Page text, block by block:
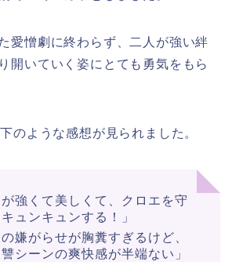
愛憎劇に終わらず、二人が強い絆
開いていく姿にとても勇気をもら
のような感想が見られました。
が強くて美しくて、クロエを守
ュンキュンする！」
の嫌がらせが胸糞すぎるけど、
シーンの爽快感が半端ない」